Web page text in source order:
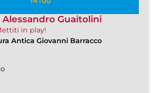
Guaitolini
in play!
Antica Giovanni Barracco